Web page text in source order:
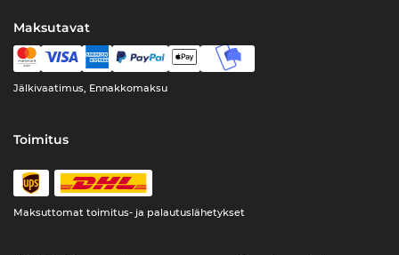
Maksutavat
Jälkivaatimus, Ennakkomaksu
Toimitus
Maksuttomat toimitus- ja palautuslähetykset